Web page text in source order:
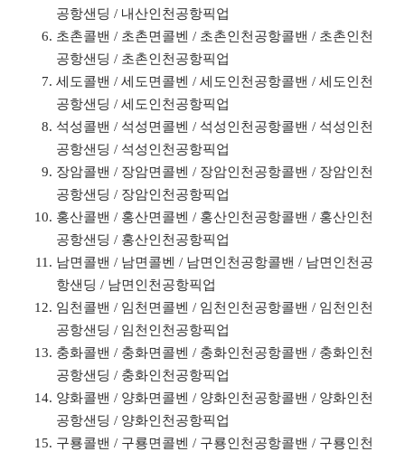
공항샌딩 / 내산인천공항픽업
초촌콜밴 / 초촌면콜벤 / 초촌인천공항콜밴 / 초촌인천
공항샌딩 / 초촌인천공항픽업
세도콜밴 / 세도면콜벤 / 세도인천공항콜밴 / 세도인천
공항샌딩 / 세도인천공항픽업
석성콜밴 / 석성면콜벤 / 석성인천공항콜밴 / 석성인천
공항샌딩 / 석성인천공항픽업
장암콜밴 / 장암면콜벤 / 장암인천공항콜밴 / 장암인천
공항샌딩 / 장암인천공항픽업
홍산콜밴 / 홍산면콜벤 / 홍산인천공항콜밴 / 홍산인천
공항샌딩 / 홍산인천공항픽업
남면콜밴 / 남면콜벤 / 남면인천공항콜밴 / 남면인천공
항샌딩 / 남면인천공항픽업
임천콜밴 / 임천면콜벤 / 임천인천공항콜밴 / 임천인천
공항샌딩 / 임천인천공항픽업
충화콜밴 / 충화면콜벤 / 충화인천공항콜밴 / 충화인천
공항샌딩 / 충화인천공항픽업
양화콜밴 / 양화면콜벤 / 양화인천공항콜밴 / 양화인천
공항샌딩 / 양화인천공항픽업
구룡콜밴 / 구룡면콜벤 / 구룡인천공항콜밴 / 구룡인천